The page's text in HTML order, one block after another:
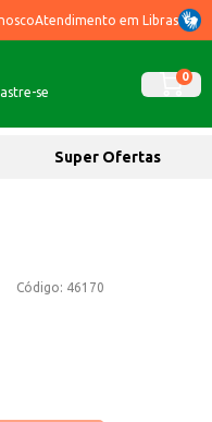
Atendimento em Libras
se
0
Super Ofertas
Código: 46170